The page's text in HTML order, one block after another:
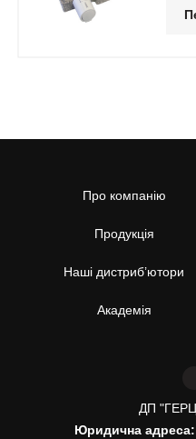
Про компанію
Продукція
Наші дистриб’ютори
Академія
ДП "ГЕРЦ
Юридична адреса: